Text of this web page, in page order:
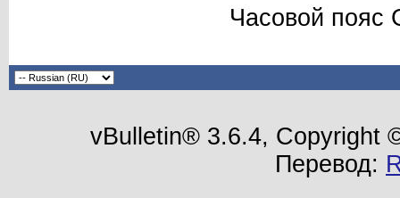
Часовой пояс
vBulletin® 3.6.4, Copyright
Перевод: